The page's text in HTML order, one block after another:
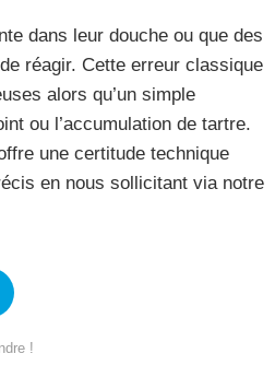
dans leur douche ou que des
réagir. Cette erreur classique
alors qu’un simple
ou l’accumulation de tartre.
une certitude technique
en nous sollicitant via notre
!